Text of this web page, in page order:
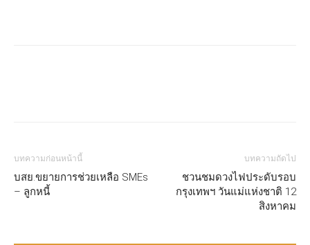
บทความก่อนหน้านี้
บสย.ขยายการช่วยเหลือ SMEs
– ลูกหนี้
บทความถัดไป
ชวนชมดวงไฟประดับรอบ
กรุงเทพฯ วันแม่แห่งชาติ 12
สิงหาคม